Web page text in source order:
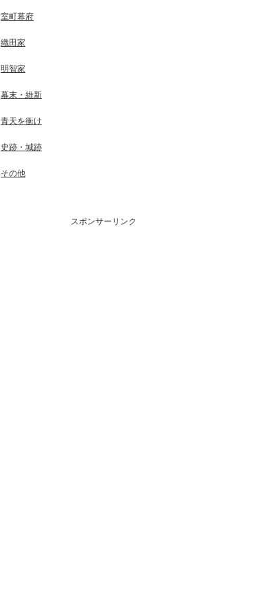
室町幕府
織田家
明智家
幕末・維新
青天を衝け
史跡・城跡
その他
スポンサーリンク